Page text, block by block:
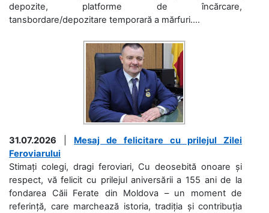
depozite, platforme de încărcare,
tansbordare/depozitare temporară a mărfuri....
31.07.2026
Mesaj de felicitare cu prilejul Zilei
Feroviarului
Stimați colegi, dragi feroviari, Cu deosebită onoare și
respect, vă felicit cu prilejul aniversării a 155 ani de la
fondarea Căii Ferate din Moldova – un moment de
referință, care marchează istoria, tradiția și contribuția